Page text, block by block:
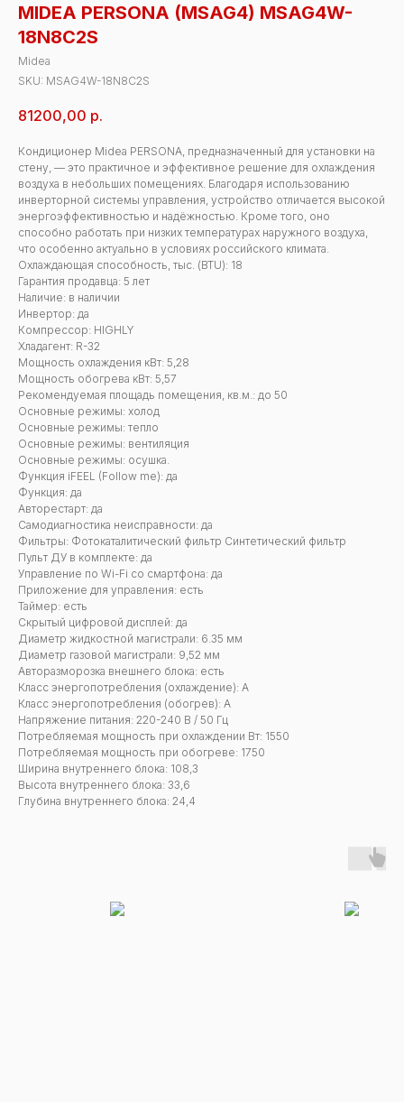
MIDEA PERSONA (MSAG4) MSAG4W-
18N8C2S
Midea
SKU: MSAG4W-18N8C2S
81200,00 р.
Кондиционер Midea PERSONA, предназначенный для установки на
стену, — это практичное и эффективное решение для охлаждения
воздуха в небольших помещениях. Благодаря использованию
инверторной системы управления, устройство отличается высокой
энергоэффективностью и надёжностью. Кроме того, оно
способно работать при низких температурах наружного воздуха,
что особенно актуально в условиях российского климата.
Охлаждающая способность, тыс. (BTU): 18
Гарантия продавца: 5 лет
Наличие: в наличии
Инвертор: да
Компрессор: HIGHLY
Хладагент: R-32
Мощность охлаждения кВт: 5,28
Мощность обогрева кВт: 5,57
Рекомендуемая площадь помещения, кв.м.: до 50
Основные режимы: холод
Основные режимы: тепло
Основные режимы: вентиляция
Основные режимы: осушка.
Функция iFEEL (Follow me): да
Функция: да
Авторестарт: да
Самодиагностика неисправности: да
Фильтры: Фотокаталитический фильтр Синтетический фильтр
Пульт ДУ в комплекте: да
Управление по Wi-Fi со смартфона: да
Приложение для управления: есть
Таймер: есть
Скрытый цифровой дисплей: да
Диаметр жидкостной магистрали: 6.35 мм
Диаметр газовой магистрали: 9,52 мм
Авторазморозка внешнего блока: есть
Класс энергопотребления (охлаждение): А
Класс энергопотребления (обогрев): А
Напряжение питания: 220-240 В / 50 Гц
Потребляемая мощность при охлаждении Вт: 1550
Потребляемая мощность при обогреве: 1750
Ширина внутреннего блока: 108,3
Высота внутреннего блока: 33,6
Глубина внутреннего блока: 24,4